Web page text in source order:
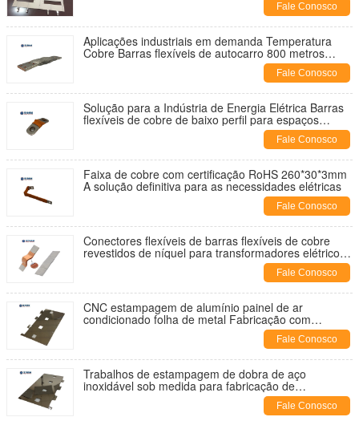
Fale Conosco
Aplicações industriais em demanda Temperatura
Cobre Barras flexíveis de autocarro 800 metros
Fale Conosco
Solução para a Indústria de Energia Elétrica Barras
flexíveis de cobre de baixo perfil para espaços
Fale Conosco
Faixa de cobre com certificação RoHS 260*30*3mm
A solução definitiva para as necessidades elétricas
Fale Conosco
Conectores flexíveis de barras flexíveis de cobre
revestidos de níquel para transformadores elétricos
Fale Conosco
CNC estampagem de alumínio painel de ar
condicionado folha de metal Fabricação com
Fale Conosco
Trabalhos de estampagem de dobra de aço
inoxidável sob medida para fabricação de
Fale Conosco